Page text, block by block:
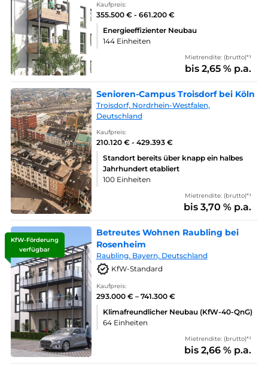
Kaufpreis:
355.500 € - 661.200 €
Energieeffizienter Neubau
144 Einheiten
Mietrendite: (brutto)*¹
bis 2,65 % p.a.
Senioren-Campus Troisdorf bei Köln
Troisdorf, Nordrhein-Westfalen,
Deutschland
Kaufpreis:
210.120 € - 429.393 €
Standort bereits über knapp ein halbes
Jahrhundert etabliert
100 Einheiten
Mietrendite: (brutto)*¹
bis 3,70 % p.a.
KfW-Förderung
verfügbar
Betreutes Wohnen Raubling bei
Rosenheim
Raubling. Bayern, Deutschland
KfW-Standard
Kaufpreis:
293.000 € – 741.300 €
Klimafreundlicher Neubau (KfW-40-QnG)
64 Einheiten
Mietrendite: (brutto)*¹
bis 2,66 % p.a.